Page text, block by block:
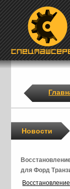
Новости
для Форд